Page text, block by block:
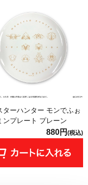
ターハンター モンでふぉ
ンプレート プレーン
880円 (税込)